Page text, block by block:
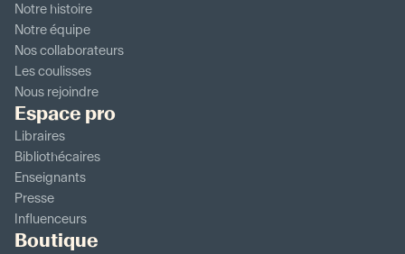
Notre histoire
Notre équipe
Nos collaborateurs
Les coulisses
Nous rejoindre
Espace pro
Libraires
Bibliothécaires
Enseignants
Presse
Influenceurs
Boutique